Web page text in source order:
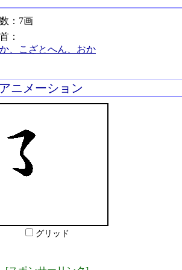
：7画
：
、こざとへん、おか
ニメーション
グリッド